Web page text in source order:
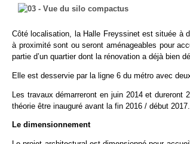
Côté localisation, la Halle Freyssinet est située à
à proximité sont ou seront aménageables pour
partie d’un quartier dont la rénovation a déjà bien
Elle est desservie par la ligne 6 du métro avec
Les travaux démarreront en juin 2014 et dureront
théorie être inauguré avant la fin 2016 / début 2017.
Le dimensionnement